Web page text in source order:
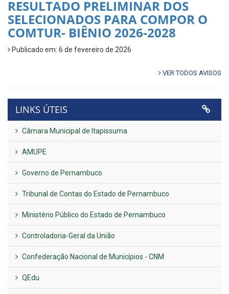
RESULTADO PRELIMINAR DOS
SELECIONADOS PARA COMPOR O
COMTUR- BIÊNIO 2026-2028
Publicado em: 6 de fevereiro de 2026
VER TODOS AVISOS
LINKS ÚTEIS
Câmara Municipal de Itapissuma
AMUPE
Governo de Pernambuco
Tribunal de Contas do Estado de Pernambuco
Ministério Público do Estado de Pernambuco
Controladoria-Geral da União
Confederação Nacional de Municípios - CNM
QEdu